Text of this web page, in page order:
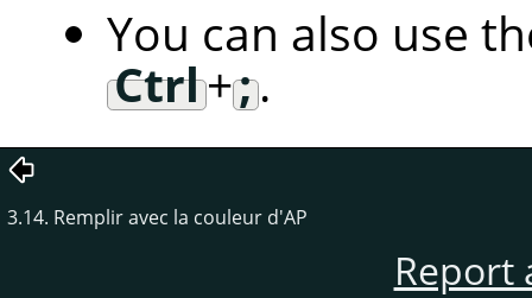
You can also use
Ctrl+;.
3.14. Remplir avec la couleur d'AP
Report